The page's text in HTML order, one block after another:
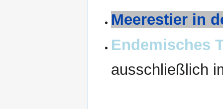
Meerestier in
Endemisches
ausschließlich